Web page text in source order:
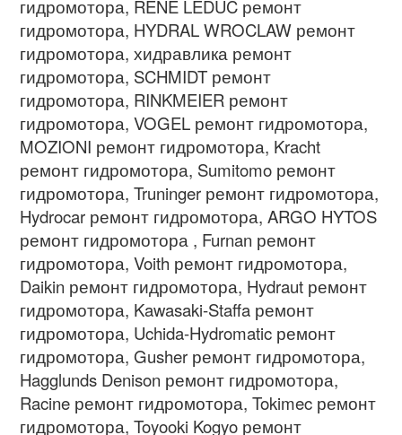
гидромотора, RENE LEDUC ремонт
гидромотора, HYDRAL WROCLAW ремонт
гидромотора, хидравлика ремонт
гидромотора, SCHMIDT ремонт
гидромотора, RINKMEIER ремонт
гидромотора, VOGEL ремонт гидромотора,
MOZIONI ремонт гидромотора, Kracht
ремонт гидромотора, Sumitomo ремонт
гидромотора, Truninger ремонт гидромотора,
Hydrocar ремонт гидромотора, ARGO HYTOS
ремонт гидромотора , Furnan ремонт
гидромотора, Voith ремонт гидромотора,
Daikin ремонт гидромотора, Hydraut ремонт
гидромотора, Kawasaki-Staffa ремонт
гидромотора, Uchida-Hydromatic ремонт
гидромотора, Gusher ремонт гидромотора,
Hagglunds Denison ремонт гидромотора,
Racine ремонт гидромотора, Tokimec ремонт
гидромотора, Toyooki Kogyo ремонт